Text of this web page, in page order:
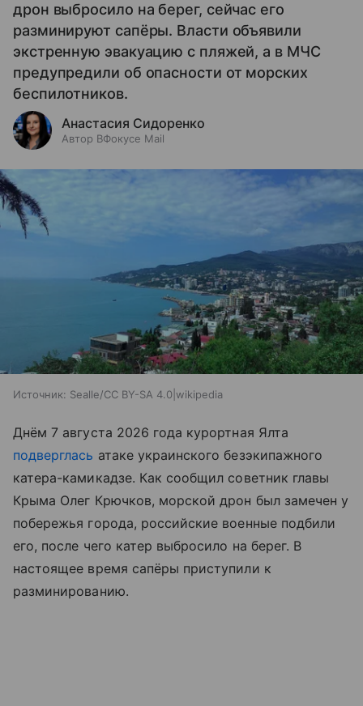
дрон выбросило на берег, сейчас его
разминируют сапёры. Власти объявили
экстренную эвакуацию с пляжей, а в МЧС
предупредили об опасности от морских
беспилотников.
Анастасия Сидоренко
Автор ВФокусе Mail
Источник: Sealle/CC BY-SA 4.0|wikipedia
Днём 7 августа 2026 года курортная Ялта
подверглась атаке украинского безэкипажного
катера-камикадзе. Как сообщил советник главы
Крыма Олег Крючков, морской дрон был замечен у
побережья города, российские военные подбили
его, после чего катер выбросило на берег. В
настоящее время сапёры приступили к
разминированию.